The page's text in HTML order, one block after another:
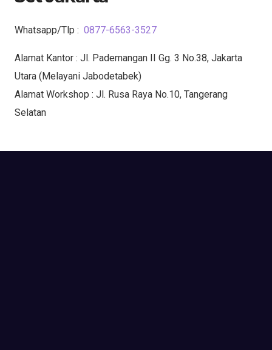
Whatsapp/Tlp : 0877-6563-3527
Alamat Kantor : Jl. Pademangan II Gg. 3 No.38, Jakarta
Utara (Melayani Jabodetabek)
Alamat Workshop : Jl. Rusa Raya No.10, Tangerang
Selatan